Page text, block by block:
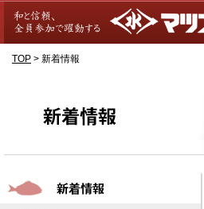
TOP > 新着情報